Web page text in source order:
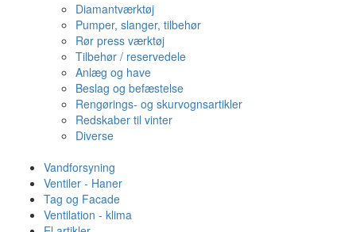
Diamantværktøj
Pumper, slanger, tilbehør
Rør press værktøj
Tilbehør / reservedele
Anlæg og have
Beslag og befæstelse
Rengørings- og skurvognsartikler
Redskaber til vinter
Diverse
Vandforsyning
Ventiler - Haner
Tag og Facade
Ventilation - klima